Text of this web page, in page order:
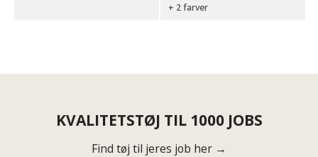
+ 2 farver
KVALITETSTØJ TIL 1000 JOBS
Find tøj til jeres job her →